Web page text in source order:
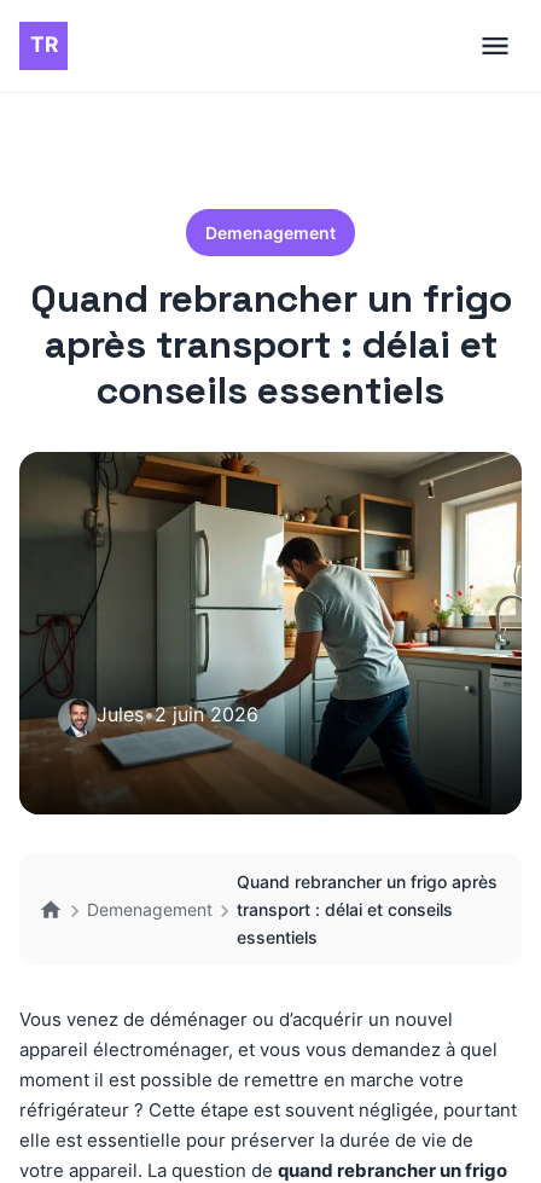
Demenagement
Quand rebrancher un frigo
après transport : délai et
conseils essentiels
Jules•2 juin 2026
Demenagement
Quand rebrancher un frigo après
transport : délai et conseils
essentiels
Vous venez de déménager ou d’acquérir un nouvel
appareil électroménager, et vous vous demandez à quel
moment il est possible de remettre en marche votre
réfrigérateur ? Cette étape est souvent négligée, pourtant
elle est essentielle pour préserver la durée de vie de
votre appareil. La question de quand rebrancher un frigo